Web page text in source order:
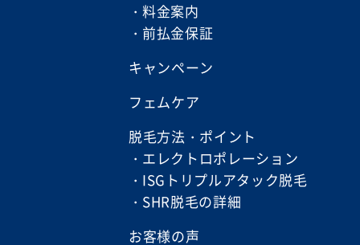
料金案内
前払金保証
キャンペーン
フェムケア
脱毛方法・ポイント
エレクトロポレーション
ISGトリプルアタック脱毛
SHR脱毛の詳細
お客様の声